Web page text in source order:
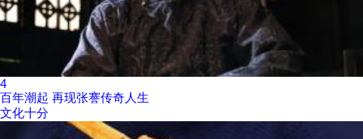
4
百年潮起 再现张謇传奇人生
文化十分